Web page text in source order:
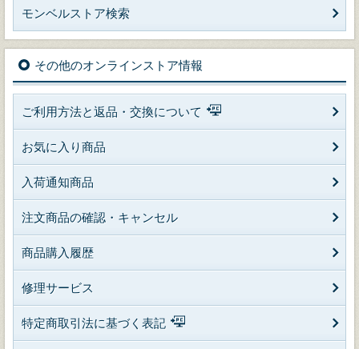
モンベルストア検索
その他のオンラインストア情報
ご利用方法と返品・交換について
お気に入り商品
入荷通知商品
注文商品の確認・キャンセル
商品購入履歴
修理サービス
特定商取引法に基づく表記